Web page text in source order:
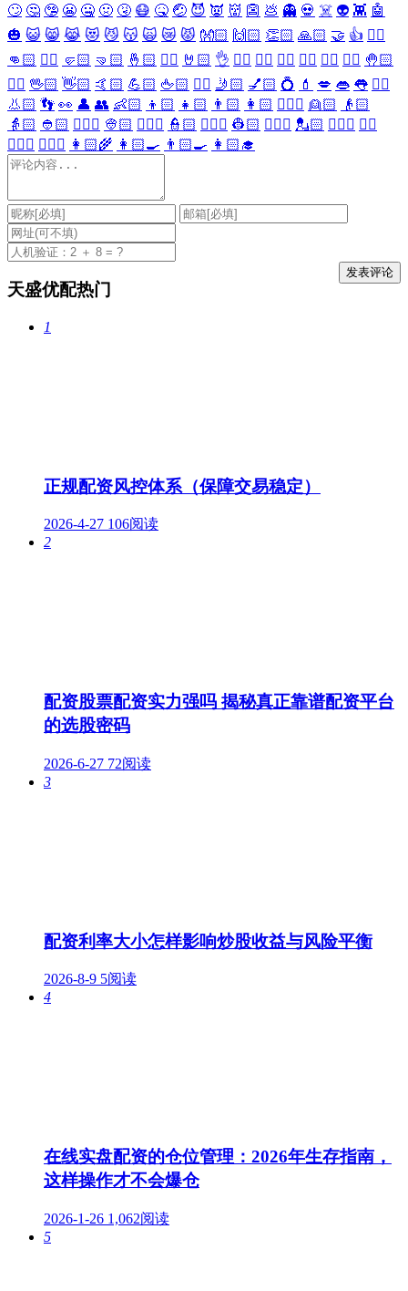
🙄 🤔 🤥 😬 🤐 🤢 🤧 😷 🤒 🤕 😈 👿 👹 👺 💩 👻 💀 ☠️ 👽 👾 🤖
🎃 😺 😸 😹 😻 😼 😽 🙀 😿 😾 👐🏻 🙌🏻 👏🏻 🙏🏻 🤝 👍 👎🏻
👊🏻 ✊🏻 🤛🏻 🤜🏻 🤞🏻 ✌🏻 🤘🏻 👌 👈🏻 👉🏻 👆🏻 👇🏻 ☝🏻 ✋🏻 🤚🏻
🖐🏻 🖖🏻 👋🏻 🤙🏻 💪🏻 🖕🏻 ✍🏻 🤳🏻 💅🏻 💍 💄 💋 👄 👅 👂🏻
👃🏻 👣 👀 👤 👥 👶🏻 👦🏻 👧🏻 👨🏻 👩🏻 👱🏻‍♀️ 👱🏻
👴🏻
👵🏻 👲🏻 👳🏻‍♀️ 👳🏻 👮🏻‍♀️ 👮🏻 👷🏻‍♀️ 👷🏻 💂🏻‍♀️ 💂🏻 🕵🏻‍♀️ 🕵🏻
👩🏻‍⚕️ 👨🏻‍⚕️ 👩🏻‍🌾 👩🏻‍🍳 👨🏻‍🍳 👩🏻‍🎓
天盛优配热门
1
正规配资风控体系（保障交易稳定）
2026-4-27 106阅读
2
配资股票配资实力强吗 揭秘真正靠谱配资平台
的选股密码
2026-6-27 72阅读
3
配资利率大小怎样影响炒股收益与风险平衡
2026-8-9 5阅读
4
在线实盘配资的仓位管理：2026年生存指南，
这样操作才不会爆仓
2026-1-26 1,062阅读
5